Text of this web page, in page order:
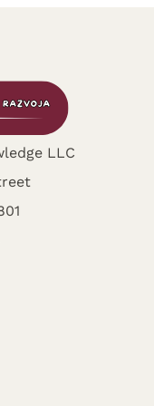
LLC